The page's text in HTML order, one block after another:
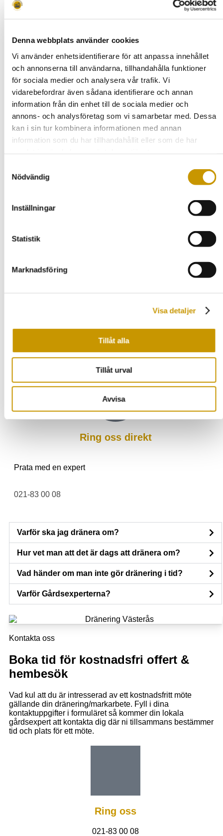
Denna webbplats använder cookies
Vi använder enhetsidentifierare för att anpassa innehållet
och annonserna till användarna, tillhandahålla funktioner
för sociala medier och analysera vår trafik. Vi
vidarebefordrar även sådana identifierare och annan
information från din enhet till de sociala medier och
annons- och analysföretag som vi samarbetar med. Dessa
kan i sin tur kombinera informationen med annan
information som du har tillhandahållit eller som de har
Nödvändig
Inställningar
Statistik
Marknadsföring
Visa detaljer
Tillåt alla
Tillåt urval
Avvisa
Dränering Arboga
Dränering Eskilstuna
Dränering Surahammar
Dränering Örebro
Dränering Stockholm Norr
Ring oss direkt
Prata med en expert
021-83 00 08
Vi förstår att dräneringsprojekt kan utgöra en betydande
skydda din egendom på bästa möjliga sätt.
Boka Din Kostnadsfria Konsultation
Idag
Är du nyfiken på vad dränering kan innebära för din fastighet
i Surahammar? Kontakta Gårdsexperterna för en kostnadsfri
konsultation. Vi är här för att tillhandahålla all nödvändig
information så att du kan göra ett informerat val om din
dränering. Låt oss arbeta tillsammans för att skydda ditt hem
mot fukt och vatten på ett kostnadseffektivt och pålitligt sätt.
Varför ska jag dränera om?
Hur vet man att det är dags att dränera om?
Vad händer om man inte gör dränering i tid?
Varför Gårdsexperterna?
Kontakta oss
Boka tid för kostnadsfri offert &
hembesök
Vad kul att du är intresserad av ett kostnadsfritt möte
gällande din dränering/markarbete. Fyll i dina
kontaktuppgifter i formuläret så kommer din lokala
gårdsexpert att kontakta dig där ni tillsammans bestämmer
tid och plats för ett möte.
Ring oss
021-83 00 08